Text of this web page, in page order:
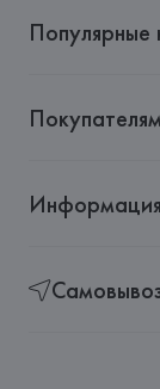
Популярные
Покупателям
Информация